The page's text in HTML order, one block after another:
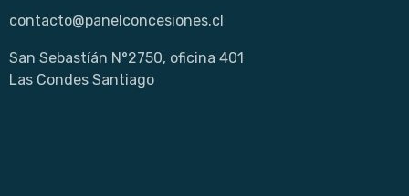
contacto@panelconcesiones.cl
San Sebastíán N°2750, oficina 401
Las Condes Santiago